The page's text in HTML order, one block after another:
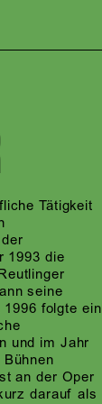
springen
Tätigkeit
1993 die
seine
folgte ein
und im Jahr
an der Oper
darauf als